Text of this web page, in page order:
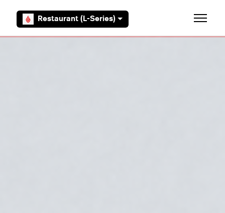
Restaurant (L-Series) Ouvrir/